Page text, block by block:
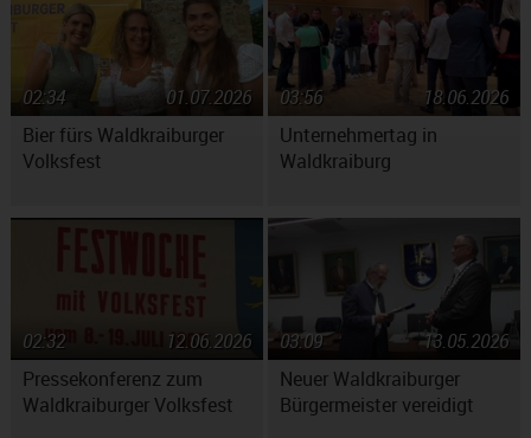
Bier fürs Waldkraiburger
Volksfest
01.07.2026
02:34
Unternehmertag in
Waldkraiburg
18.06.2026
03:56
Pressekonferenz zum
Waldkraiburger Volksfest
12.06.2026
02:32
Neuer Waldkraiburger
Bürgermeister vereidigt
13.05.2026
03:09